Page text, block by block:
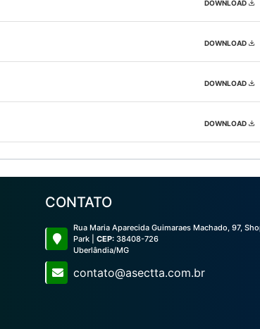
DOWNLOAD
DOWNLOAD
DOWNLOAD
DOWNLOAD
CONTATO
Rua Maria Aparecida Guimaraes Machado, 97,
Park | CEP: 38408-726
Uberlândia/MG
contato@asectta.com.br